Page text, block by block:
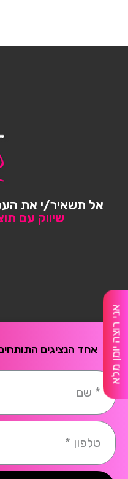
אני רוצה יומן מלא
אל תשאיר/י את
שיווק עם
אחד הנציגים